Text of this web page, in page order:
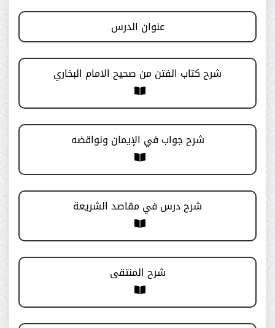
اليوم العلمي
الدروس الأسبوعية
الدورة (30)
الدورة ( 29 )
الدورة (27)
الدورة (23)
الدورة (21)
عنوان الدرس
شرح كتاب الفتن من صحيح الامام البخاري
شرح جواب في الإيمان ونواقضه
شرح درس في مقاصد الشريعة
شرح المنتقى